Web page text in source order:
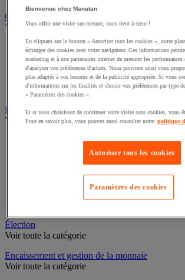
Cloison et mobilier acoustique
Voir toute la catégorie
Cloison acoustique
Cloison anti-projection
Cloison de séparation
Écran de séparation pour bureau
Mobilier acoustique
Décoration
Voir toute la catégorie
Cadre et système de fixation
Carte géographique
Décoration de fêtes
Film adhésif pour vitre
Élection
Voir toute la catégorie
Encaissement et gestion de la monnaie
Voir toute la catégorie
Bienvenue chez Manutan
Vous offrir une visite sur-mesure, nous tient à cœur !
En cliquant sur le bouton « Autoriser tous les cookies », notre
échanger des cookies avec votre navigateur. Ces informations
marketing et à nos partenaires internet de mesurer les
d'analyser vos préférences d'achats. Nous pouvons ainsi vous
plus adaptés à vos besoins et de la publicité appropriée. Si vous
d'informations sur les finalités et choisir vos préférences par type
« Paramètres des cookies ».
Et si vous choisissez de continuer votre visite sans cookies, vous
Pour en savoir plus, vous pouvez aussi consulter notre politique
Autoriser tous les cookies
Paramètres des cookies